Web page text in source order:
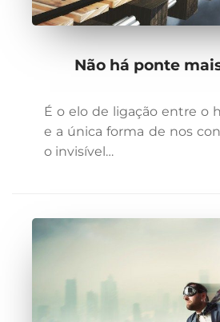
Não há ponte
É o elo de ligação entre o
e a única forma de nos
o invisível…